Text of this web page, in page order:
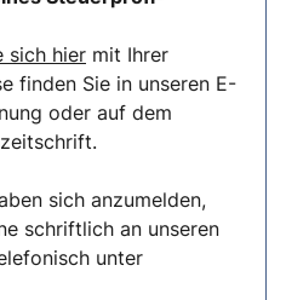
sich hier mit Ihrer
finden Sie in unseren E-
oder auf dem
sich anzumelden,
schriftlich an unseren
unter